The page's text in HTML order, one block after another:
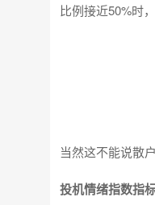
比例接近50%时
当然这不能说散
投机情绪指数指